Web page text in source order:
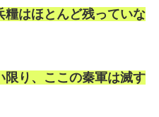
はほとんど残っていな
限り、ここの秦軍は滅す